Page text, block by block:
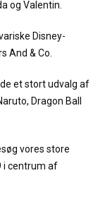
og Valentin.
Disney-
And & Co.
et stort udvalg af
Dragon Ball
vores store
i centrum af